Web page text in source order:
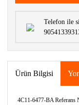
Telefon ile
Ürün Bilgisi
4C11-6477-BA Referans